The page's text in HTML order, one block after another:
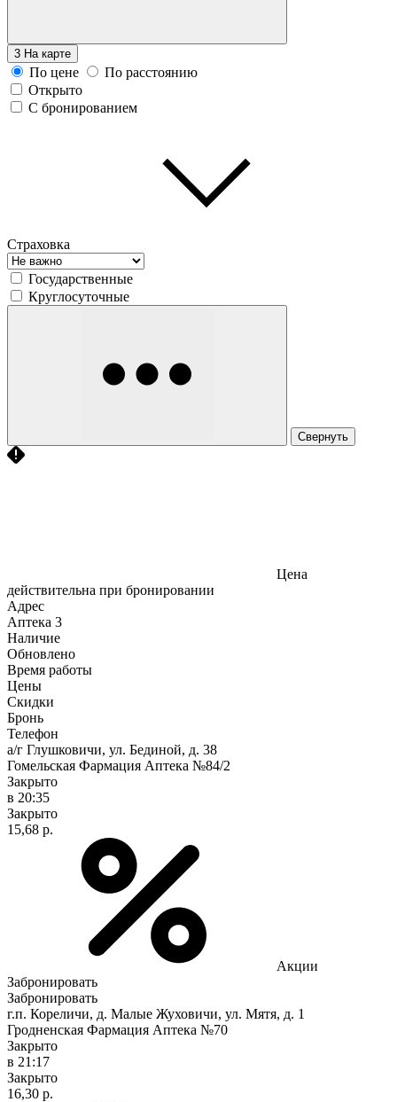
3 На карте
По цене
По расстоянию
Открыто
С бронированием
Страховка
Государственные
Круглосуточные
Свернуть
Цена
действительна при бронировании
Адрес
Аптека 3
Наличие
Обновлено
Время работы
Цены
Скидки
Бронь
Телефон
а/г Глушковичи, ул. Бединой, д. 38
Гомельская Фармация Аптека №84/2
Закрыто
в 20:35
Закрыто
15,68 р.
Акции
Забронировать
Забронировать
г.п. Кореличи, д. Малые Жуховичи, ул. Мятя, д. 1
Гродненская Фармация Аптека №70
Закрыто
в 21:17
Закрыто
16,30 р.